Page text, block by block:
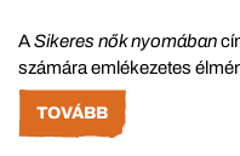
ASikeres nők nyomában
számára emlékezetes
TOVÁBB